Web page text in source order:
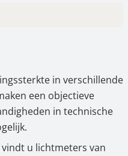
– wat is het
bij ascuro©
in verschillende
een objectieve
in technische
vindt u lichtmeters van